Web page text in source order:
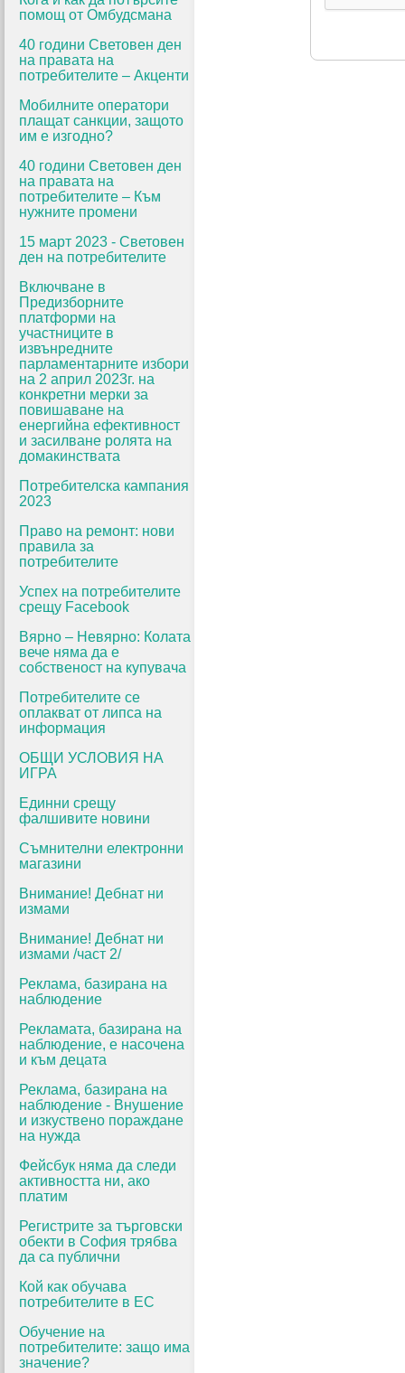
помощ от Омбудсмана
40 години Световен ден
на правата на
потребителите – Акценти
Мобилните оператори
плащат санкции, защото
им е изгодно?
40 години Световен ден
на правата на
потребителите – Към
нужните промени
15 март 2023 - Световен
ден на потребителите
Включване в
Предизборните
платформи на
участниците в
извънредните
парламентарните избори
на 2 април 2023г. на
конкретни мерки за
повишаване на
енергийна ефективност
и засилване ролята на
домакинствата
Потребителска кампания
2023
Право на ремонт: нови
правила за
потребителите
Успех на потребителите
срещу Facebook
Вярно – Невярно: Колата
вече няма да е
собственост на купувача
Потребителите се
оплакват от липса на
информация
ОБЩИ УСЛОВИЯ НА
ИГРА
Единни срещу
фалшивите новини
Съмнителни електронни
магазини
Внимание! Дебнат ни
измами
Внимание! Дебнат ни
измами /част 2/
Реклама, базирана на
наблюдение
Рекламата, базирана на
наблюдение, е насочена
и към децата
Реклама, базирана на
наблюдение - Внушение
и изкуствено пораждане
на нужда
Фейсбук няма да следи
активността ни, ако
платим
Регистрите за търговски
обекти в София трябва
да са публични
Кой как обучава
потребителите в ЕС
Обучение на
потребителите: защо има
значение?